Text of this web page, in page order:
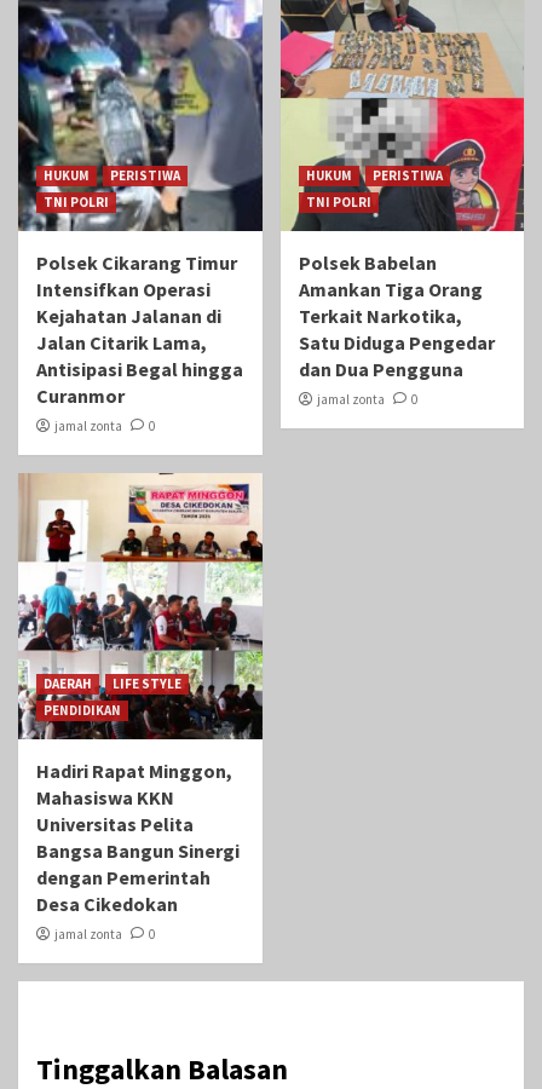
HUKUM
PERISTIWA
TNI POLRI
Polsek Cikarang Timur
Intensifkan Operasi
Kejahatan Jalanan di
Jalan Citarik Lama,
Antisipasi Begal hingga
Curanmor
jamal zonta 0
HUKUM
PERISTIWA
TNI POLRI
Polsek Babelan
Amankan Tiga Orang
Terkait Narkotika,
Satu Diduga Pengedar
dan Dua Pengguna
jamal zonta 0
DAERAH
LIFE STYLE
PENDIDIKAN
Hadiri Rapat Minggon,
Mahasiswa KKN
Universitas Pelita
Bangsa Bangun Sinergi
dengan Pemerintah
Desa Cikedokan
jamal zonta 0
Tinggalkan Balasan